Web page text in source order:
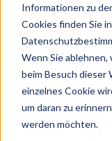
Informationen zu
Cookies finden Sie
Wenn Sie
beim Besuch dieser
einzelnes Cookie
um daran zu
werden möchten.